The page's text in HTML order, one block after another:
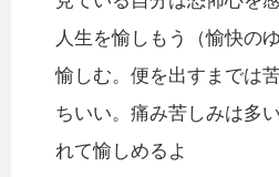
人生を愉しもう（愉快の
愉しむ。便を出すまでは
ちいい。痛み苦しみは多
れて愉しめるよ